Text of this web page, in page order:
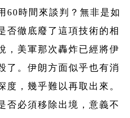
60時間來談判？無非是如
否徹底廢了這項技術的相
，美軍那次轟炸已經將伊
了。伊朗方面似乎也有消
度，幾乎難以再取出來。
否必須移除出境，意義不